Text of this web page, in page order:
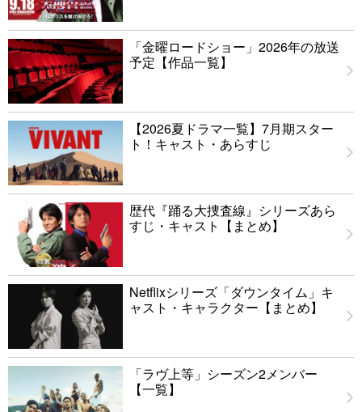
「金曜ロードショー」2026年の放送
予定【作品一覧】
【2026夏ドラマ一覧】7月期スター
ト！キャスト・あらすじ
歴代『踊る大捜査線』シリーズあら
すじ・キャスト【まとめ】
Netflixシリーズ「ダウンタイム」キ
ャスト・キャラクター【まとめ】
「ラヴ上等」シーズン2メンバー
【一覧】